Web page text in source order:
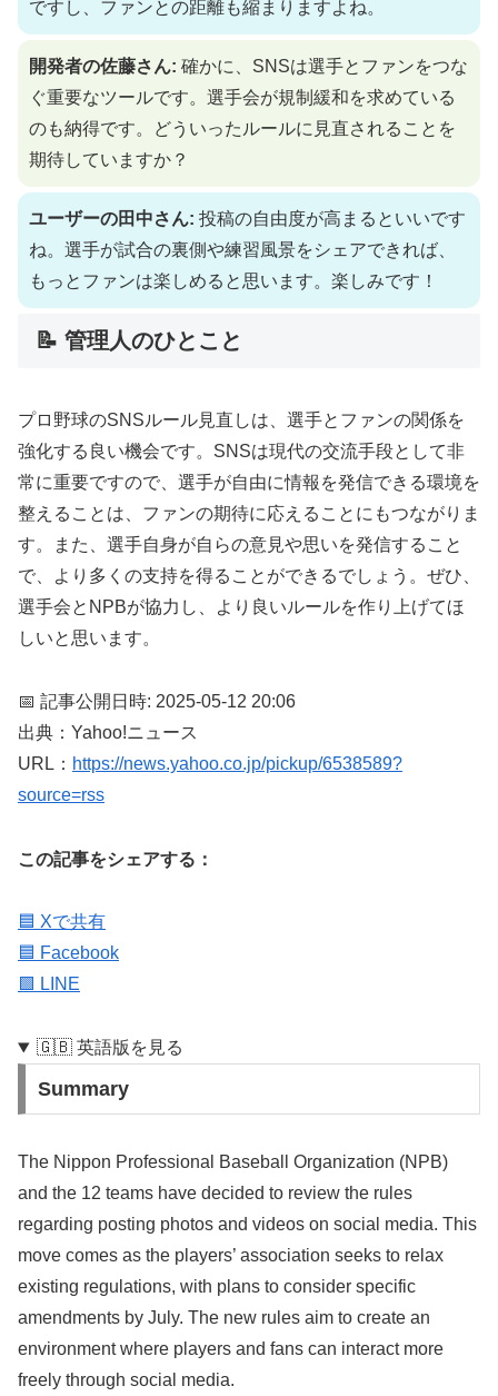
ですし、ファンとの距離も縮まりますよね。
開発者の佐藤さん: 確かに、SNSは選手とファンをつな
ぐ重要なツールです。選手会が規制緩和を求めている
のも納得です。どういったルールに見直されることを
期待していますか？
ユーザーの田中さん: 投稿の自由度が高まるといいです
ね。選手が試合の裏側や練習風景をシェアできれば、
もっとファンは楽しめると思います。楽しみです！
📝 管理人のひとこと
プロ野球のSNSルール見直しは、選手とファンの関係を
強化する良い機会です。SNSは現代の交流手段として非
常に重要ですので、選手が自由に情報を発信できる環境を
整えることは、ファンの期待に応えることにもつながりま
す。また、選手自身が自らの意見や思いを発信すること
で、より多くの支持を得ることができるでしょう。ぜひ、
選手会とNPBが協力し、より良いルールを作り上げてほ
しいと思います。
📅 記事公開日時: 2025-05-12 20:06
出典：Yahoo!ニュース
URL： https://news.yahoo.co.jp/pickup/6538589?
source=rss
この記事をシェアする：
🟦 Xで共有
🟦 Facebook
🟩 LINE
🇬🇧 英語版を見る
Summary
The Nippon Professional Baseball Organization (NPB)
and the 12 teams have decided to review the rules
regarding posting photos and videos on social media. This
move comes as the players’ association seeks to relax
existing regulations, with plans to consider specific
amendments by July. The new rules aim to create an
environment where players and fans can interact more
freely through social media.